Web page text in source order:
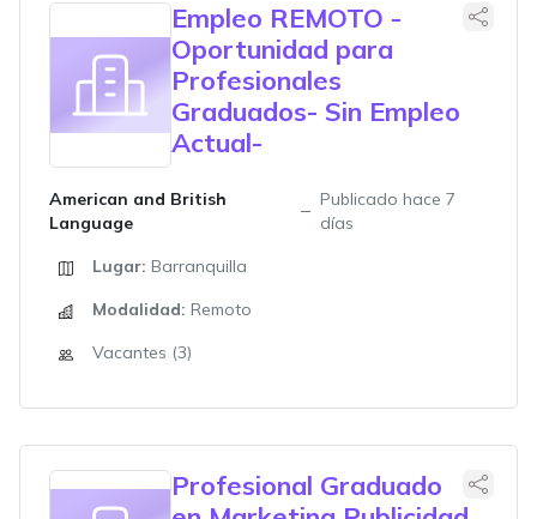
Empleo REMOTO -
Oportunidad para
Profesionales
Graduados- Sin Empleo
Actual-
American and British
Language
Publicado hace 7
días
Lugar: Barranquilla
Modalidad: Remoto
Vacantes (3)
Profesional Graduado